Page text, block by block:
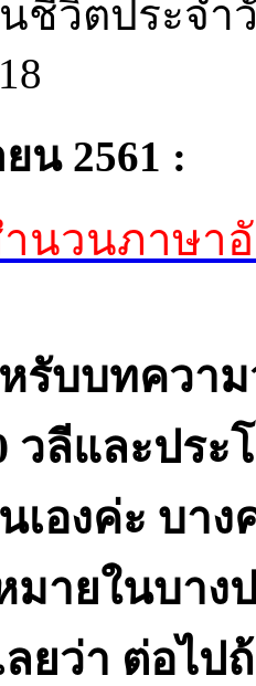
น 2561 :
ำนวนภาษา
รับบทควา
วลีและปร
เองค่ะ บา
ายในบาง
ยว่า ต่อไป